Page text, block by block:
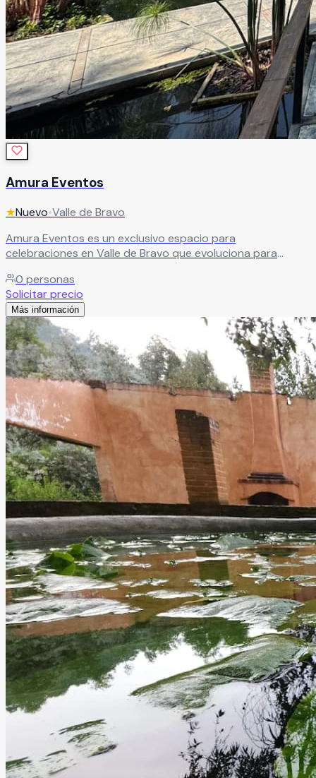
Amura Eventos
★Nuevo•Valle de Bravo
Amura Eventos es un exclusivo espacio para
celebraciones en Valle de Bravo que evoluciona para
momentos inolvidables. Actualmente en proceso de
transformación y renovación, Amura Eventos prepara un
concepto único rodeado de naturaleza y elegancia, ideal
para bodas, aniversarios, eventos sociales y celebraciones
especiales llenas de estilo y exclusividad.
Leer más
0 personas
Solicitar precio
Más información